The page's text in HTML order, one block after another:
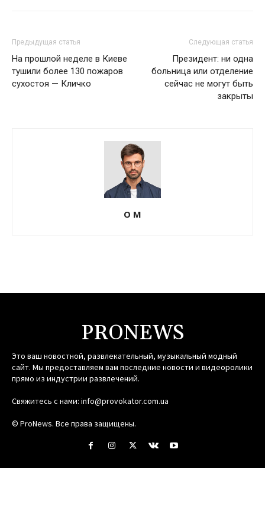
Предыдущая статья
На прошлой неделе в Киеве
тушили более 130 пожаров
сухостоя — Кличко
Следующая статья
Президент: ни одна
больница или отделение
сейчас не могут быть
закрыты
О М
PRONEWS
Это ваш новостной, развлекательный, музыкальный модный
сайт. Мы предоставляем вам последние новости и видеоролики
прямо из индустрии развлечений.
Свяжитесь с нами: info@provokator.com.ua
© ProNews. Все права защищены.